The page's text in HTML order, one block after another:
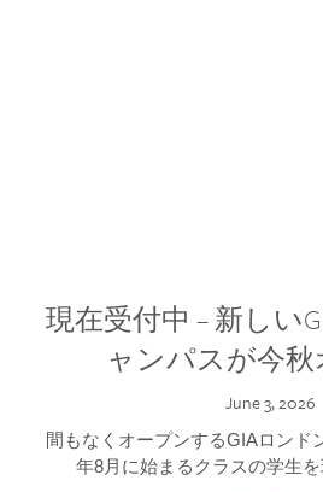
現在受付中 – 新しい
ャンパスが今
June 3, 2026
間もなくオープンするGIAロンド
年8月に始まるクラスの学生を